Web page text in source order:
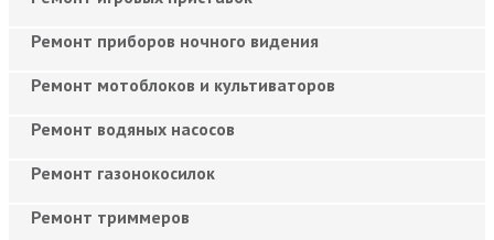
Ремонт приборов ночного видения
Ремонт мотоблоков и культиваторов
Ремонт водяных насосов
Ремонт газонокосилок
Ремонт триммеров